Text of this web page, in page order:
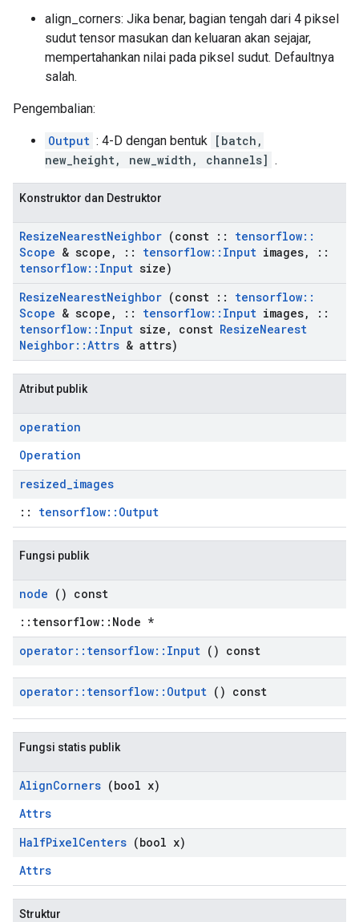
align_corners: Jika benar, bagian tengah dari 4 piksel
sudut tensor masukan dan keluaran akan sejajar,
mempertahankan nilai pada piksel sudut. Defaultnya
salah.
Pengembalian:
Output : 4-D dengan bentuk [batch,
new_height, new_width, channels] .
Konstruktor dan Destruktor
ResizeNearestNeighbor (const :: tensorflow::
Scope & scope , :: tensorflow:: Input images,
::
tensorflow:: Input size)
ResizeNearestNeighbor (const :: tensorflow::
Scope & scope , :: tensorflow:: Input images,
::
tensorflow:: Input size , const ResizeNearest
Neighbor::Attrs & attrs)
Atribut publik
operation
Operation
resized_images
:: tensorflow::Output
Fungsi publik
node () const
::tensorflow::Node *
operator:: tensorflow:: Input () const
operator:: tensorflow:: Output () const
Fungsi statis publik
AlignCorners (bool x)
Attrs
HalfPixelCenters (bool x)
Attrs
Struktur